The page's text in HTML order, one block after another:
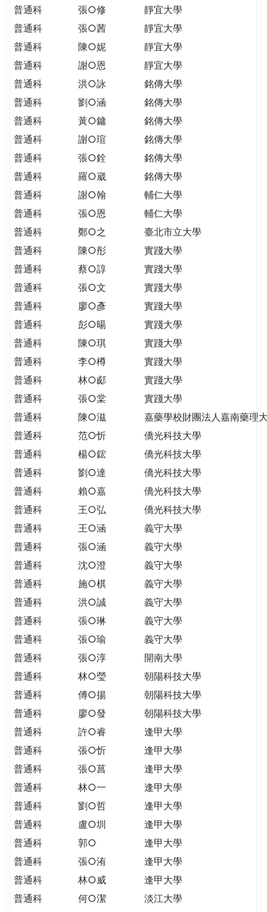
普通科
張○修
靜宜大學
普通科
張○茜
靜宜大學
普通科
陳○妮
靜宜大學
普通科
謝○恩
靜宜大學
普通科
洪○詠
銘傳大學
普通科
劉○涵
銘傳大學
普通科
黃○鏞
銘傳大學
普通科
謝○瑄
銘傳大學
普通科
張○銓
銘傳大學
普通科
羅○崴
銘傳大學
普通科
謝○翰
輔仁大學
普通科
張○恩
輔仁大學
普通科
鄭○之
臺北市立大學
普通科
陳○彤
實踐大學
普通科
蔡○諄
實踐大學
普通科
張○文
實踐大學
普通科
廖○彥
實踐大學
普通科
彭○暘
實踐大學
普通科
陳○琪
實踐大學
普通科
李○樽
實踐大學
普通科
林○郕
實踐大學
普通科
張○棠
實踐大學
普通科
陳○滋
嘉藥學校財團法人嘉南藥理
普通科
范○忻
僑光科技大學
普通科
楊○鋐
僑光科技大學
普通科
劉○達
僑光科技大學
普通科
賴○嘉
僑光科技大學
普通科
王○弘
僑光科技大學
普通科
王○涵
義守大學
普通科
張○涵
義守大學
普通科
沈○澄
義守大學
普通科
施○棋
義守大學
普通科
洪○誠
義守大學
普通科
張○琳
義守大學
普通科
張○瑜
義守大學
普通科
張○淳
開南大學
普通科
林○瑩
朝陽科技大學
普通科
傅○揚
朝陽科技大學
普通科
廖○發
朝陽科技大學
普通科
許○睿
逢甲大學
普通科
張○忻
逢甲大學
普通科
張○菖
逢甲大學
普通科
林○一
逢甲大學
普通科
劉○哲
逢甲大學
普通科
盧○圳
逢甲大學
普通科
郭○
逢甲大學
普通科
張○洧
逢甲大學
普通科
林○威
逢甲大學
普通科
何○潔
淡江大學